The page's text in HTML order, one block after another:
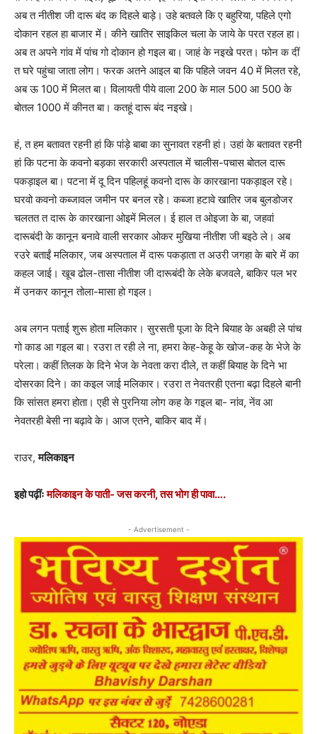
अब त नीतीश जी दारू बंद क दिहले बाड़े। उहे बतवले कि ए बहुरिया, पहिले एगो
दोकान रहल हा बाजार में। कीने खातिर साइकिल चला के जाये के परत रहल हा।
अब त अपने गांव में पांच गो दोकान हो गइल बा। जाहं के नइखे परत। फोन क दीं
त घरे पहुंचा जाता लोग। फरक अतने आइल बा कि पहिले जवन 40 में मिलत रहे,
अब ऊ 100 में मिलत बा। विलायती पीये वाला 200 के माल 500 आ 500 के
बोतल 1000 में कीनत बा। कतहूं दारू बंद नइखे।
हं, त हम बतावत रहनी हां कि पांड़े बाबा का सुनावत रहनी हां। उहां के बतावत रहनी
हां कि पटना के कवनो बड़का सरकारी अस्पताल में चालीस-पचास बोतल दारू
पकड़ाइल बा। पटना में दू दिन पहिलहूं कवनो दारू के कारखाना पकड़ाइल रहे।
घरवो कवनो कब्जावल जमीन पर बनल रहेे। कब्जा हटावे खातिर जब बुलडोजर
चलतत त दारू के कारखाना ओइमें मिलल। ई हाल त ओइजा के बा, जहवां
दारूबंदी के कानून बनावे वाली सरकार ओकर मुखिया नीतीश जी बइठे ले। अब
रउरे बताईं मलिकार, जब अस्पताल में दारू पकड़ाता त अउरी जगहा के बारे में का
कहल जाई। खूब ढोल-तासा नीतीश जी दारूबंदी के लेके बजवले, बाकिर पल भर
में उनकर कानून तोला-मासा हो गइल।
अब लगन पताई शुरू होता मलिकार। सुरसती पूजा के दिने बियाह के अबही ले पांच
गो काड आ गइल बा। रउरा त रही ले ना, हमरा केह-केहू के खोज-कह के भेजे के
परेला। कहीं तिलक के दिने भेज के नेवता करा दीले, त कहीं बियाह के दिने भा
दोसरका दिने। का कइल जाई मलिकार। रउरा त नेवतरही एतना बढ़ा दिहले बानी
कि सांसत हमरा होता। एही से पुरनिया लोग कह के गइल बा- नांव, नेंव आ
नेवतरही बेसी ना बढ़ावे के। आज एतने, बाकिर बाद में।
राउर,मलिकाइन
इहो पढ़ींःमलिकाइन के पाती- जस करनी, तस भोग ही पावा….
- Advertisement -